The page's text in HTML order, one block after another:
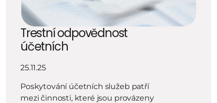
Trestní odpovědnost
účetních
25.11.25
Poskytování účetních služeb patří
mezi činnosti, které jsou provázeny